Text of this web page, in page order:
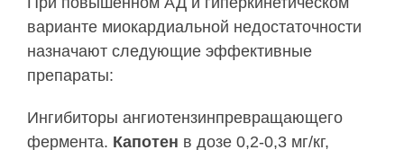
варианте миокардиальной недостаточности
назначают следующие эффективные
препараты:
Ингибиторы ангиотензинпревращающего
фермента. Капотен в дозе 0,2-0,3 мг/кг,